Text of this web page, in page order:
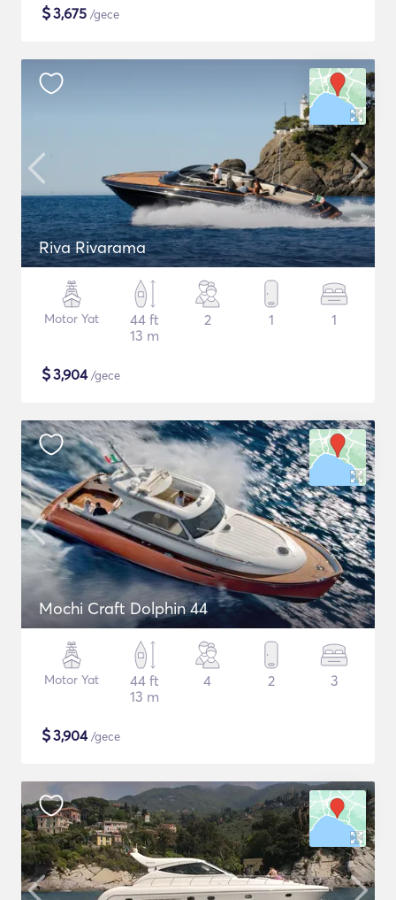
$3,675 /gece
Riva Rivarama
Motor Yat
44 ft
13 m
2 1 1
$3,904/gece
Mochi Craft Dolphin 44
Motor Yat
44 ft
13 m
4 2 3
$3,904/gece